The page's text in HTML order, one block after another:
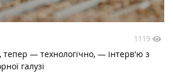
1119
тепер — технологічно, — інтерв'ю з
галузі